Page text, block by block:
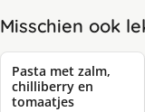
Misschien ook
Pasta met zalm,
chilliberry en
tomaatjes